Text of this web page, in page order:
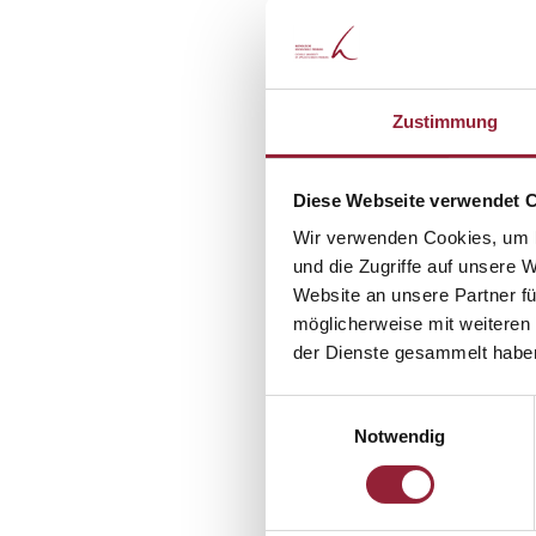
Zustimmung
Diese Webseite verwendet
Wir verwenden Cookies,
und die Zugriffe auf unsere
Website an unsere Partner
möglicherweise mit
der Dienste gesammelt
Notwendig
Unterstützungsangeboten
zum Fall für das
Milliarden Euro jährlich.
Therapiebeginn zeigen
Bisher sonnte sich die
optimierten
hervorragende Effektstärken
Doch Roeslers
Effektstärken bei d = 0,36